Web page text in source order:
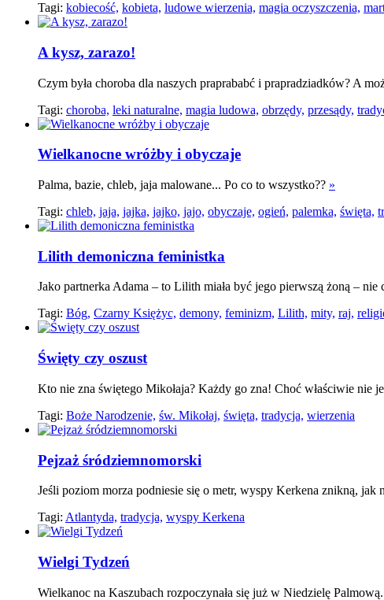
Tagi: kobiecość, kobieta, ludowe wierzenia, magia oczyszczenia,
A kysz, zarazo!
Czym była choroba dla naszych praprababć i prapradziadków? A
Tagi: choroba, leki naturalne, magia ludowa, obrzędy, przesądy,
Wielkanocne wróżby i obyczaje
Palma, bazie, chleb, jaja malowane... Po co to wszystko?? »
Tagi: chleb, jaja, jajka, jajko, jajo, obyczaje, ogień, palemka, święta,
Lilith demoniczna feministka
Jako partnerka Adama – to Lilith miała być jego pierwszą żoną – nie
Tagi: Bóg, Czarny Księżyc, demony, feminizm, Lilith, mity, raj,
Święty czy oszust
Kto nie zna świętego Mikołaja? Każdy go zna! Choć właściwie nie
Tagi: Boże Narodzenie, św. Mikołaj, święta, tradycja, wierzenia
Pejzaż śródziemnomorski
Jeśli poziom morza podniesie się o metr, wyspy Kerkena znikną, jak
Tagi: Atlantyda, tradycja, wyspy Kerkena
Wielgi Tydzeń
Wielkanoc na Kaszubach rozpoczynała się już w Niedzielę